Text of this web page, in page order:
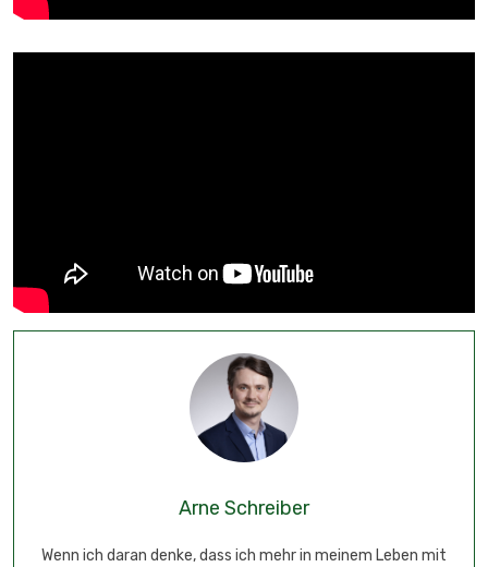
Arne Schreiber
Wenn ich daran denke, dass ich mehr in meinem Leben mit